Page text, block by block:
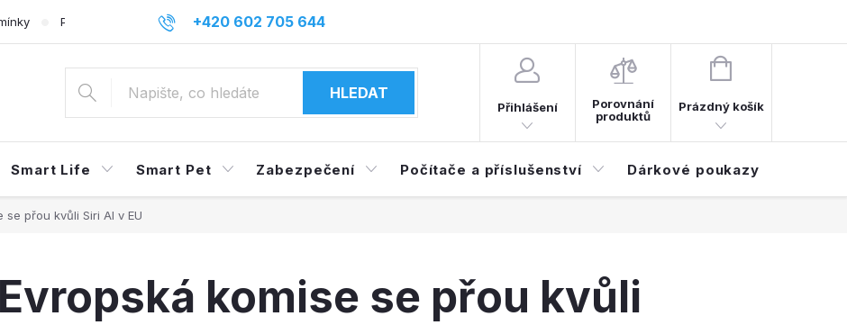
+420 602 705 644
info@mysmarthome.cz
Podmínky ochrany osobních údajů Reklamace a odstoupení od smlouvy
HLEDAT
Přihlášení
Porovnání
produktů
NÁKUPNÍ
Prázdný košík
Smart Life Smart Pet Zabezpečení Počítače a příslušenství Dárkové poukazy
se přou kvůli Siri AI v EU
komise se přou kvůli